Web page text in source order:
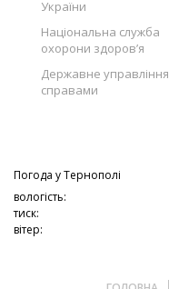
України
Національна служба
охорони здоров’я
Державне управління
справами
Погода уТернополі
вологість:
тиск:
вітер: